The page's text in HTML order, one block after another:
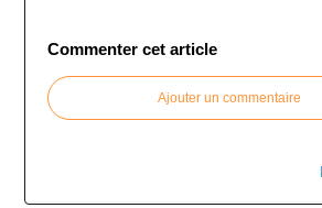
Commenter cet article
Ajouter un commentaire